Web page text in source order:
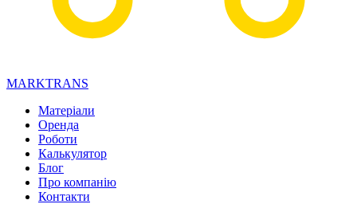
MARKTRANS
Матеріали
Оренда
Роботи
Калькулятор
Блог
Про компанію
Контакти